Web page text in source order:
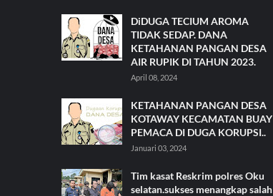
DiDUGA TECIUM AROMA
TIDAK SEDAP. DANA
KETAHANAN PANGAN DESA
AIR RUPIK DI TAHUN 2023.
April 08, 2024
KETAHANAN PANGAN DESA
KOTAWAY KECAMATAN BUAY
PEMACA DI DUGA KORUPSI..
Januari 03, 2024
Tim kasat Reskrim polres Oku
selatan.sukses menangkap salah